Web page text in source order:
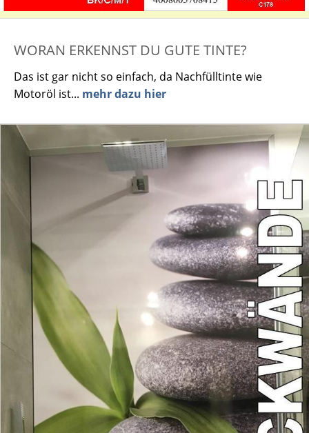
WORAN ERKENNST DU GUTE TINTE?
Das ist gar nicht so einfach, da Nachfülltinte wie
Motoröl ist... mehr dazu hier